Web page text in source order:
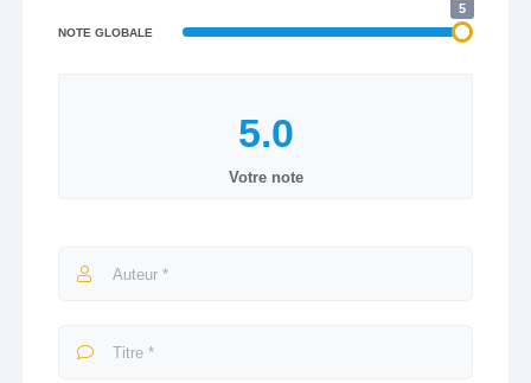
NOTE GLOBALE
5
Votre note